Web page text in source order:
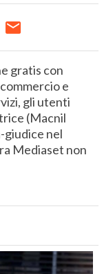
gratis con
e
gli utenti
(Macnil
giudice nel
Mediaset non